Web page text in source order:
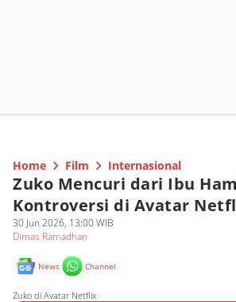
Home Film Internasional
Zuko Mencuri dari Ibu
Kontroversi di Avatar
30 Jun 2026, 13:00 WIB
Dimas Ramadhan
News Channel
Zuko di Avatar Netflix